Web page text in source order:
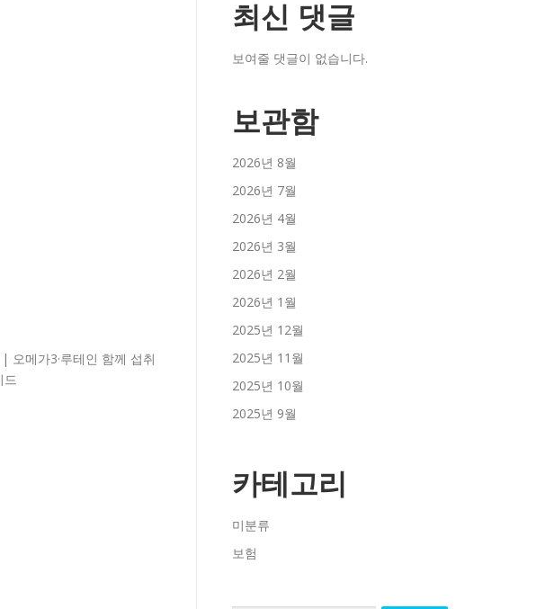
최신 댓글
보여줄 댓글이 없습니다.
보관함
2026년 8월
2026년 7월
2026년 4월
2026년 3월
2026년 2월
2026년 1월
2025년 12월
2025년 11월
2025년 10월
2025년 9월
카테고리
미분류
보험